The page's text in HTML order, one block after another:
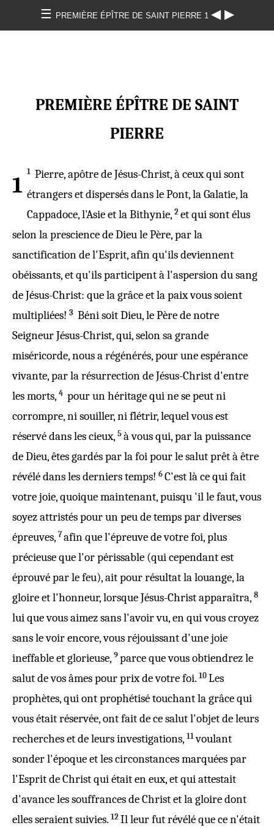
☰ PREMIÈRE ÉPÎTRE DE SAINT PIERRE 1 ◀ ▶
PREMIÈRE ÉPÎTRE DE SAINT
PIERRE
1
1 Pierre,apôtredeJésus-Christ, à ceux qui sont
étrangersetdispersésdans lePont, laGalatie, la
Cappadoce, l'Asie etlaBithynie,2 et qui sontélus
selonlapresciencedeDieulePère,parla
sanctificationde l'Esprit, afin qu'ilsdeviennent
obéissants,etqu'ils participent à l'aspersiondusang
deJésus-Christ: que lagrâceetlapaixvoussoient
multipliées! 3 BénisoitDieu,lePèredenotre
SeigneurJésus-Christ,qui,selonsagrande
miséricorde,nousarégénérés,pouruneespérance
vivante,parlarésurrectiondeJésus-Christd'entre
lesmorts, 4 pourunhéritagequi ne se peut ni
corrompre,nisouiller,niflétrir, lequelvousest
réservédanslescieux, 5 à vousqui,parlapuissance
deDieu, êtesgardésparlafoipourlesalutprêtà être
révélédanslesdernierstemps! 6 C'est là cequifait
votrejoie, quoiquemaintenant,puisqu 'il lefaut, vous
soyezattristéspour un peu detempspardiverses
épreuves, 7afinquel'épreuvedevotrefoi,plus
précieuseque l'orpérissable (quicependantest
éprouvépar lefeu), ait pourrésultatlalouange,la
gloireetl'honneur,lorsqueJésus-Christapparaîtra, 8
luique vousaimezsansl'avoirvu,enquivouscroyez
sanslevoirencore,vousréjouissantd'unejoie
ineffableetglorieuse, 9 parce que vousobtiendrezle
salutde vosâmespourprixdevotrefoi. 10 Les
prophètes,quiontprophétisétouchantlagrâcequi
vousétait réservée, ont faitdecesalutl'objet de leurs
recherchesetde leursinvestigations, 11voulant
sonderl'époqueetlescirconstancesmarquéespar
l'EspritdeChristquiétaiteneux, et qui attestait
d'avancelessouffrancesdeChristetlagloiredont
elles seraientsuivies. 12 Illeurfutrévéléquece n'était